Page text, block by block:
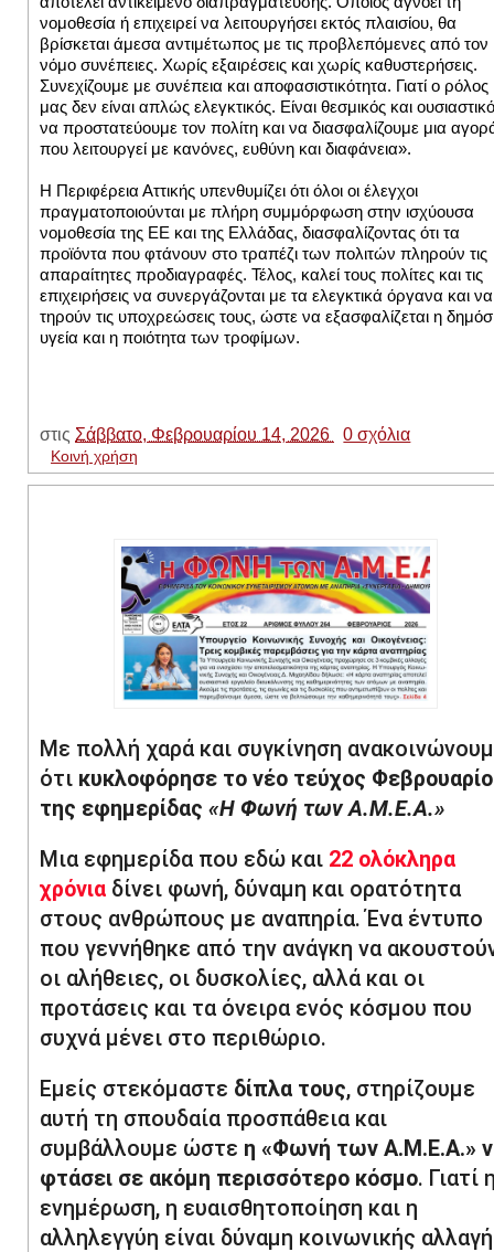
νομοθεσία ή επιχειρεί να λειτουργήσει εκτός πλαισίου, θα
βρίσκεται άμεσα αντιμέτωπος με τις προβλεπόμενες από τον
νόμο συνέπειες. Χωρίς εξαιρέσεις και χωρίς καθυστερήσεις.
Συνεχίζουμε με συνέπεια και αποφασιστικότητα. Γιατί ο ρόλος
μας δεν είναι απλώς ελεγκτικός. Είναι θεσμικός και
να προστατεύουμε τον πολίτη και να διασφαλίζουμε μια
που λειτουργεί με κανόνες, ευθύνη και διαφάνεια».
Η Περιφέρεια Αττικής υπενθυμίζει ότι όλοι οι έλεγχοι
πραγματοποιούνται με πλήρη συμμόρφωση στην ισχύουσα
νομοθεσία της ΕΕ και της Ελλάδας, διασφαλίζοντας ότι τα
προϊόντα που φτάνουν στο τραπέζι των πολιτών πληρούν τις
απαραίτητες προδιαγραφές. Τέλος, καλεί τους πολίτες και τις
επιχειρήσεις να συνεργάζονται με τα ελεγκτικά όργανα και να
τηρούν τις υποχρεώσεις τους, ώστε να εξασφαλίζεται η
υγεία και η ποιότητα των τροφίμων.
στις Σάββατο, Φεβρουαρίου 14, 2026 0 σχόλια
Κοινή χρήση
Με πολλή χαρά και συγκίνηση
ότι κυκλοφόρησε το νέο τεύχος
της εφημερίδας «Η Φωνή των Α.Μ.Ε.Α.»
Μια εφημερίδα που εδώ και 22 ολόκληρα
χρόνια δίνει φωνή, δύναμη και ορατότητα
στους ανθρώπους με αναπηρία. Ένα έντυπο
που γεννήθηκε από την ανάγκη να
οι αλήθειες, οι δυσκολίες, αλλά και οι
προτάσεις και τα όνειρα ενός κόσμου που
συχνά μένει στο περιθώριο.
Εμείς στεκόμαστε δίπλα τους, στηρίζουμε
αυτή τη σπουδαία προσπάθεια και
συμβάλλουμε ώστε η «Φωνή των Α.Μ.Ε.Α.»
φτάσει σε ακόμη περισσότερο κόσμο. Γιατί
ενημέρωση, η ευαισθητοποίηση και η
αλληλεγγύη είναι δύναμη κοινωνικής